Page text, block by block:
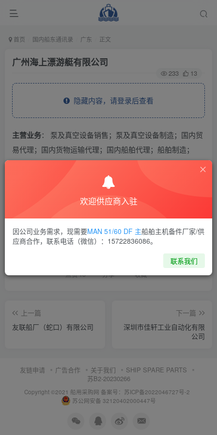
首页 国内船东通讯录 广东 正文
广州海上漂游艇有限公司
233 13
隐藏内容，请登录后查看
主营业务： 泵及真空设备销售；泵及真空设备制造；国内贸
易代理；国内货物运输代理；国内船舶代理；船舶制造；
THE END
广东
喜欢就支持一下吧
点赞13 分享 收藏
上一篇
友联船厂（蛇口）有限公司
下一篇
深圳市佳轩工业自动化有限
公司
友链申请 广告合作 关于我们
SHIP SPARE PARTS
苏B2-20230266
Copyright ©2021 船用采购网 备案号：苏ICP备2022046727号-2
苏公网安备 32120402000447号
欢迎供应商入驻
因公司业务需求，现需要MAN 51/60 DF 主船舶主机备件厂家/供
应商合作，联系电话（微信）：15722836086。
联系我们